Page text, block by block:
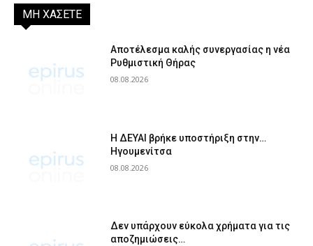
ΜΗ ΧΑΣΕΤΕ
Αποτέλεσμα καλής συνεργασίας η νέα
Ρυθμιστική Θήρας
08.08.2026
Η ΔΕΥΑΙ βρήκε υποστήριξη στην…
Ηγουμενίτσα
08.08.2026
Δεν υπάρχουν εύκολα χρήματα για τις
αποζημιώσεις…